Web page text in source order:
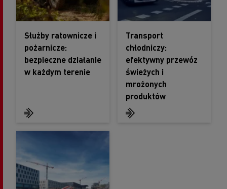
Służby ratownicze i
pożarnicze:
bezpieczne działanie
w każdym terenie
Transport
chłodniczy:
efektywny przewóz
świeżych i
mrożonych
produktów